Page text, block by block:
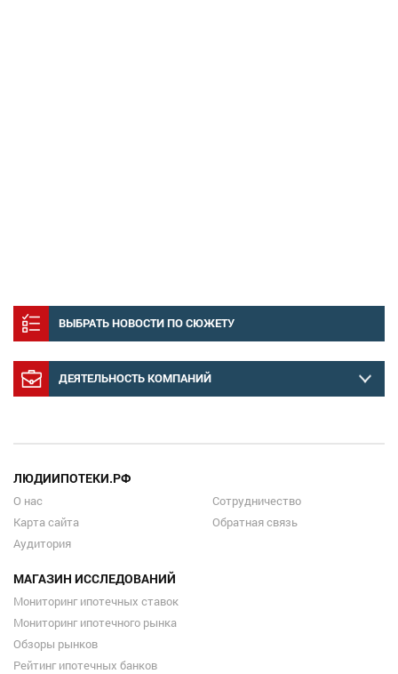
ВЫБРАТЬ НОВОСТИ ПО СЮЖЕТУ
ДЕЯТЕЛЬНОСТЬ КОМПАНИЙ
ЛЮДИИПОТЕКИ.РФ
О нас
Карта сайта
Аудитория
Сотрудничество
Обратная связь
МАГАЗИН ИССЛЕДОВАНИЙ
Мониторинг ипотечных ставок
Мониторинг ипотечного рынка
Обзоры рынков
Рейтинг ипотечных банков